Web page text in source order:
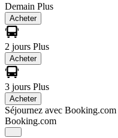
Demain Plus
Acheter
2 jours Plus
Acheter
3 jours Plus
Acheter
Séjournez avec Booking.com
Booking.com